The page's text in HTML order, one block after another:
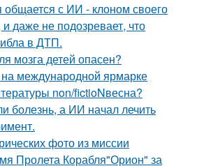
общается с ИИ - клоном своего
даже не подозревает, что
в ДТП.
мозга детей опасен?
международной ярмарке
non/fictioNвесна?
болезнь, а ИИ начал лечить
фото из миссии
Пролета Корабля"Орион" за